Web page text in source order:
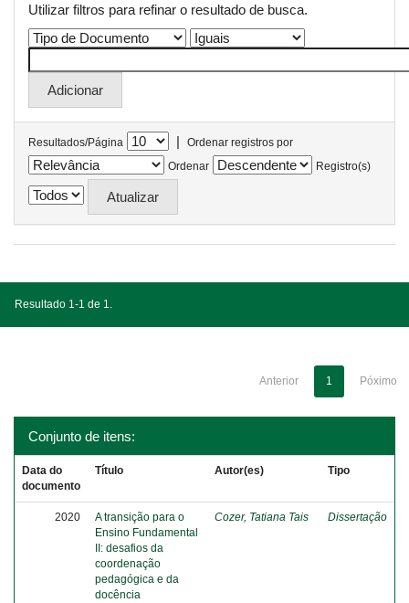
Utilizar filtros para refinar o resultado de busca.
Resultados/Página |
Ordenar registros por
Ordenar
Registro(s)
Resultado 1-1 de 1.
Anterior 1 Póximo
Conjunto de itens:
Data do
documento
Título Autor(es) Tipo
2020
A transição para o
Ensino Fundamental
II: desafios da
coordenação
pedagógica e da
docência
Cozer, Tatiana Tais Dissertação